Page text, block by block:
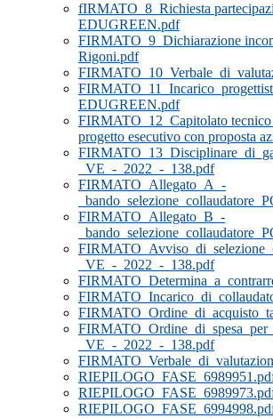
fIRMATO_8_Richiesta
EDUGREEN.pdf
FIRMATO_9_Dichiarazione
Rigoni.pdf
EDUGREEN.pdf
FIRMATO_12_Capitolato tecnico
progetto esecutivo con proposta
_VE_-_2022_-_138.pdf
FIRMATO_Allegato_A_-
FIRMATO_Allegato_B_-
_VE_-_2022_-_138.pdf
_VE_-_2022_-_138.pdf